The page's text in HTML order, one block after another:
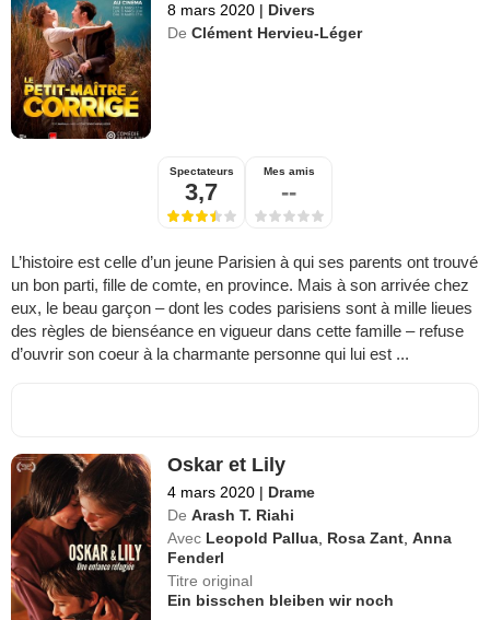
8 mars 2020 | Divers
De Clément Hervieu-Léger
Spectateurs
3,7
Mes amis
--
L’histoire est celle d’un jeune Parisien à qui ses parents ont trouvé
un bon parti, fille de comte, en province. Mais à son arrivée chez
eux, le beau garçon – dont les codes parisiens sont à mille lieues
des règles de bienséance en vigueur dans cette famille – refuse
d’ouvrir son coeur à la charmante personne qui lui est ...
Oskar et Lily
4 mars 2020 | Drame
De Arash T. Riahi
Avec Leopold Pallua Rosa Zant ,Anna
Fenderl
Titre original
Ein bisschen bleiben wir noch